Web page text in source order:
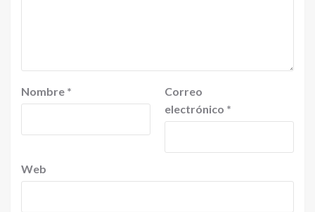
Nombre *
Correo
electrónico *
Web